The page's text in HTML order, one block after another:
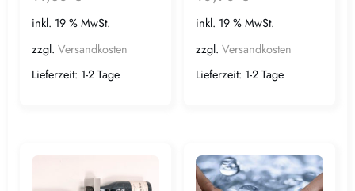
inkl. 19 % MwSt.
zzgl. Versandkosten
Lieferzeit: 1-2 Tage
inkl. 19 % MwSt.
zzgl. Versandkosten
Lieferzeit: 1-2 Tage